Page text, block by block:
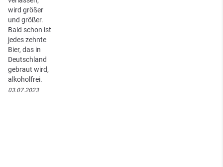
wird größer
und größer.
Bald schon ist
jedes zehnte
Bier, das in
Deutschland
gebraut wird,
alkoholfrei.
03.07.2023